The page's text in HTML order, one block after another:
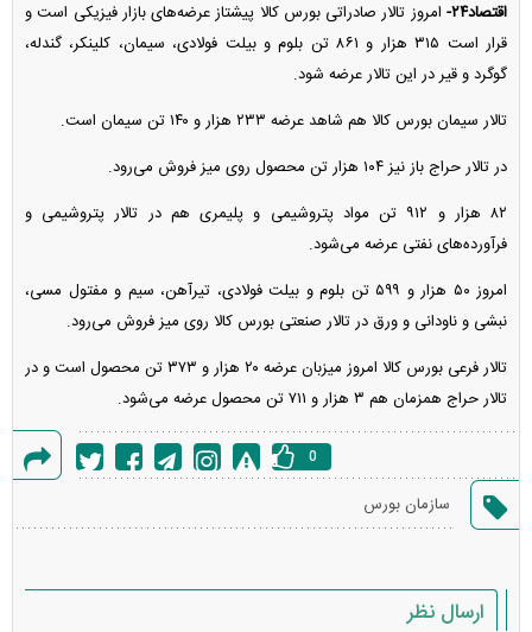
اقتصاد۲۴-
امروز تالار صادراتی بورس کالا پیشتاز عرضه‌های بازار فیزیکی است و
قرار است ۳۱۵ هزار و ۸۶۱ تن بلوم و بیلت فولادی، سیمان، کلینکر، گندله،
گوگرد و قیر در این تالار عرضه شود.
تالار سیمان بورس کالا هم شاهد عرضه ۲۳۳ هزار و ۱۴۰ تن سیمان است.
در تالار حراج باز نیز ۱۰۴ هزار تن محصول روی میز فروش می‌رود.
۸۲ هزار و ۹۱۲ تن مواد پتروشیمی و پلیمری هم در تالار پتروشیمی و
فرآورده‌های نفتی عرضه می‌شود.
امروز ۵۰ هزار و ۵۹۹ تن بلوم و بیلت فولادی، تیرآهن، سیم و مفتول مسی،
نبشی و ناودانی و ورق در تالار صنعتی بورس کالا روی میز فروش می‌رود.
تالار فرعی بورس کالا امروز میزبان عرضه ۲۰ هزار و ۳۷۳ تن محصول است و در
تالار حراج همزمان هم ۳ هزار و ۷۱۱ تن محصول عرضه می‌شود.
خطا
0
سازمان بورس
ارسال نظر